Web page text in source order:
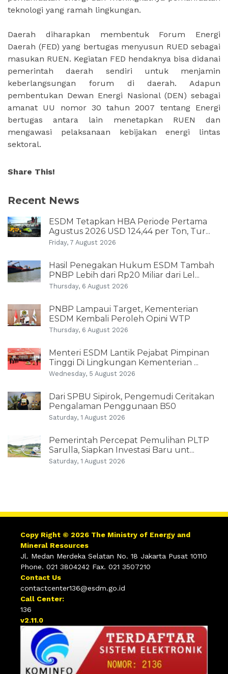
teknologi yang ramah lingkungan.
Daerah diharapkan membentuk Forum Energi
Daerah (FED) yang bertugas menyusun RUED sebagai
masukan RUEN. Kegiatan FED hendaknya bisa didanai
pemerintah daerah sendiri untuk menjamin
keberlangsungan forum di daerah. Adapun
pembentukan Dewan Energi Nasional (DEN) sebagai
amanat UU nomor 30 tahun 2007 tentang Energi
bertugas antara lain menetapkan RUEN dan
mengawasi pelaksanaan kebijakan energi lintas
sektoral.
Share This!
Recent News
ESDM Tetapkan HBA Periode Pertama
Agustus 2026 USD 124,44 per Ton, Tur...
Friday, 7 August 2026
Hasil Penegakan Hukum ESDM Tambah
PNBP Lebih dari Rp20 Miliar dari Lel...
Thursday, 6 August 2026
PNBP Lampaui Target, Kementerian
ESDM Kembali Peroleh Opini WTP
Thursday, 6 August 2026
Menteri ESDM Lantik Pejabat Pimpinan
Tinggi Di Lingkungan Kementerian ...
Wednesday, 5 August 2026
Dari SPBU Sipirok, Pengemudi Ceritakan
Pengalaman Penggunaan B50
Saturday, 1 August 2026
Pemerintah Percepat Pemulihan PLTP
Sarulla, Siapkan Investasi Baru unt...
Saturday, 1 August 2026
Copy Right © 2026 The Ministry of Energy and
Mineral Resources
Jl. Medan Merdeka Selatan No. 18 Jakarta Pusat 10110
Phone. 021 3804242 Fax. 021 3507210
Contact Us
contactcenter136@esdm.go.id
Call Center:
136
v2.11.0